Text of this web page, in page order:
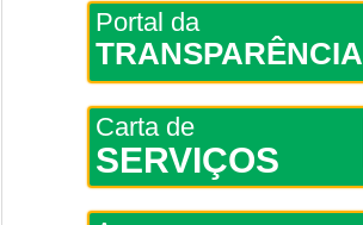
Portal da
TRANSPARÊNCIA
Carta de
SERVIÇOS